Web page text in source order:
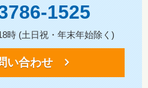
1525
時 (土日祝・年末年始除く)
い合わせ